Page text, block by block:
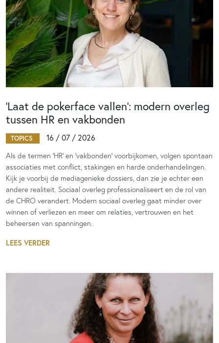
‘Laat de pokerface vallen’: modern overleg
tussen HR en vakbonden
TOPICS 16 / 07 / 2026
Als de termen 'HR' en 'vakbonden' voorbijkomen, volgen spontaan
associaties met conflict, stakingen en harde onderhandelingen.
Kijk je voorbij de mediagenieke dossiers, dan zie je echter een
andere realiteit. Sociaal overleg professionaliseert en de rol van
de CHRO verandert. Modern sociaal overleg gaat minder over
winnen of verliezen en meer om relaties, vertrouwen en het
beheersen van spanningen.
LEES VERDER